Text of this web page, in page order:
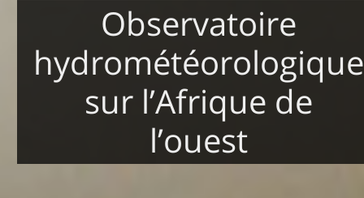
Observatoire
hydrométéorologique
sur l’Afrique de
l’ouest